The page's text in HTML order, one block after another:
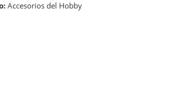
Accesorios del Hobby